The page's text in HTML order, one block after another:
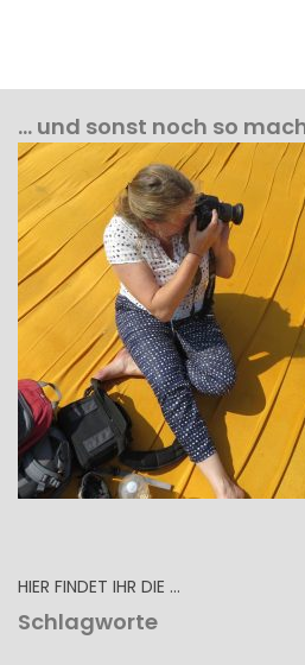
… und sonst noch so
HIER FINDET IHR DIE …
Schlagworte